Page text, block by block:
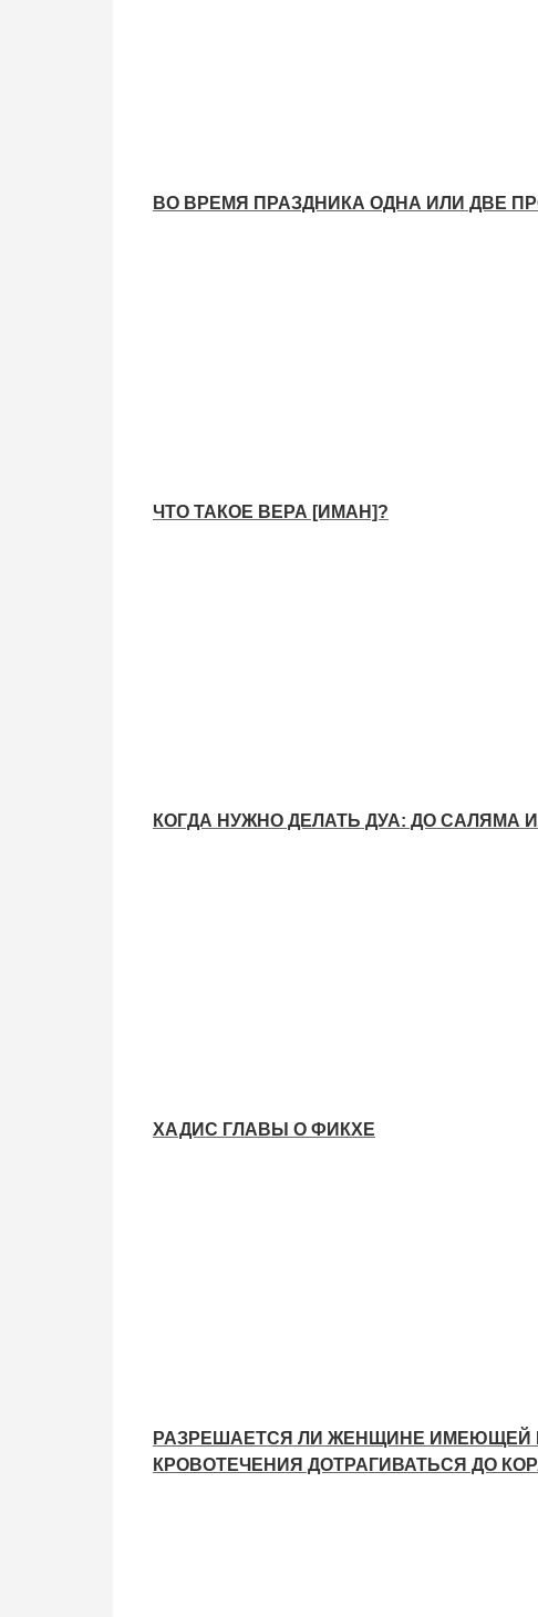
ВО ВРЕМЯ ПРАЗДНИКА ОДНА ИЛИ ДВЕ
ЧТО ТАКОЕ ВЕРА [ИМАН]?
КОГДА НУЖНО ДЕЛАТЬ ДУА: ДО САЛЯМА
ХАДИС ГЛАВЫ О ФИКХЕ
РАЗРЕШАЕТСЯ ЛИ ЖЕНЩИНЕ ИМЕЮЩЕЙ
КРОВОТЕЧЕНИЯ ДОТРАГИВАТЬСЯ ДО